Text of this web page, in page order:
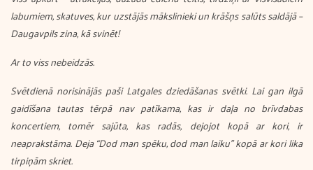
labumiem, skatuves, kur uzstājās mākslinieki un krāšņs salūts saldājā –
Daugavpils zina, kā svinēt!
Ar to viss nebeidzās.
Svētdienā norisinājās paši Latgales dziedāšanas svētki. Lai gan ilgā
gaidīšana tautas tērpā nav patīkama, kas ir daļa no brīvdabas
koncertiem, tomēr sajūta, kas radās, dejojot kopā ar kori, ir
neaprakstāma. Deja “Dod man spēku, dod man laiku” kopā ar kori lika
tirpiņām skriet.